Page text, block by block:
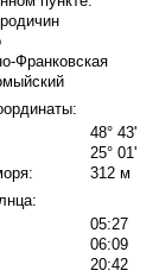
Франковская
48° 43'
25° 01'
312 м
05:27
06:09
20:42